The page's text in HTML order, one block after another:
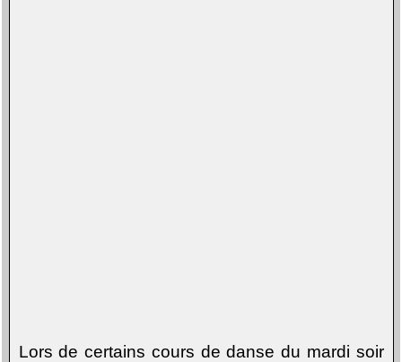
Lors de certains cours de danse du mardi soir